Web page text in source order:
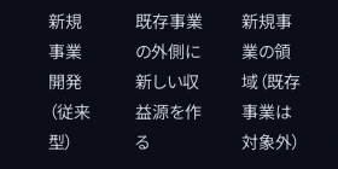
新規
事業
開発
（従来
型）
既存事業
の外側に
新しい収
益源を作
る
新規事
業の領
域（既存
事業は
対象外）